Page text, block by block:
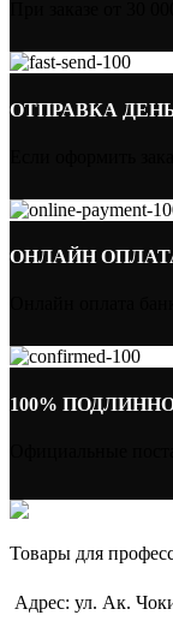
ОТПРАВКА
ОНЛАЙН
100%
Товары для
Адрес: ул. Ак.